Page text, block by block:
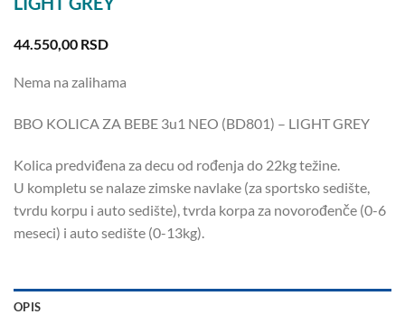
44.550,00 RSD
Nema na zalihama
BBO KOLICA ZA BEBE 3u1 NEO (BD801) – LIGHT GREY
Kolica predviđena za decu od rođenja do 22kg težine.
U kompletu se nalaze zimske navlake (za sportsko sedište,
tvrdu korpu i auto sedište), tvrda korpa za novorođenče (0-6
meseci) i auto sedište (0-13kg).
OPIS